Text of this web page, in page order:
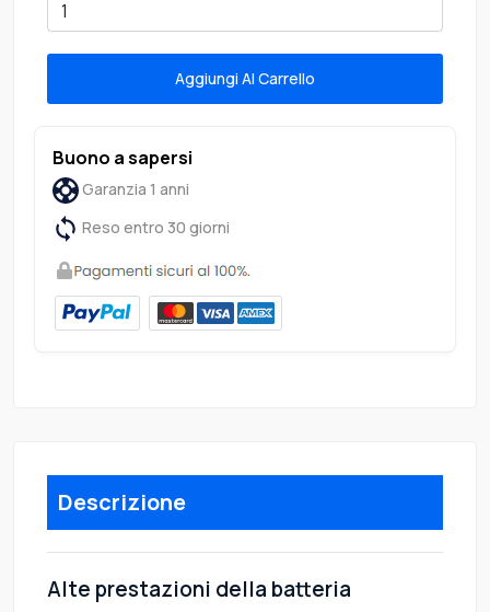
Aggiungi Al Carrello
Buono a sapersi
Garanzia 1 anni
Reso entro 30 giorni
Descrizione
Alte prestazioni della batteria